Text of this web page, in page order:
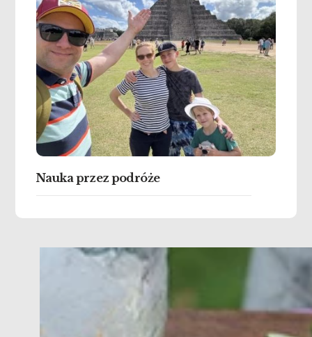
Nauka przez podróże